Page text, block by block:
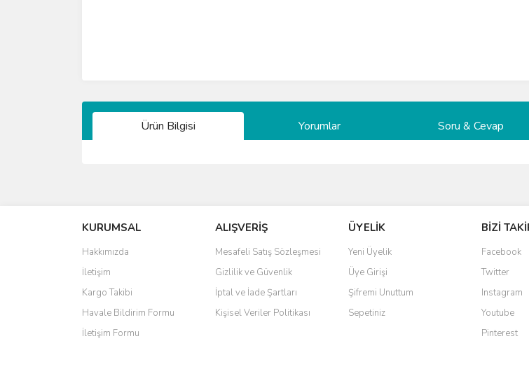
Ürün Bilgisi Yorumlar Soru & Cevap
Ürün resmi kalitesiz, bozuk veya görüntülenemiyor.
Ürün açıklamasında eksik bilgiler bulunuyor.
Ürün bilgilerinde hatalar bulunuyor.
Ürün fiyatı diğer sitelerden daha pahalı.
Bu ürüne benzer farklı alternatifler olmalı.
KURUMSAL
Hakkımızda
İletişim
Kargo Takibi
Havale Bildirim Formu
İletişim Formu
ALIŞVERİŞ
Mesafeli Satış Sözleşmesi
Gizlilik ve Güvenlik
İptal ve İade Şartları
Kişisel Veriler Politikası
ÜYELİK
Yeni Üyelik
Üye Girişi
Şifremi Unuttum
Sepetiniz
BİZİ
Facebook
Twitter
Instagram
Youtube
Pinterest